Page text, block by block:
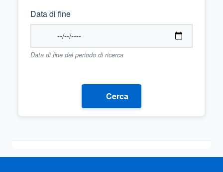
Data di fine
Data di fine del periodo di ricerca
Cerca